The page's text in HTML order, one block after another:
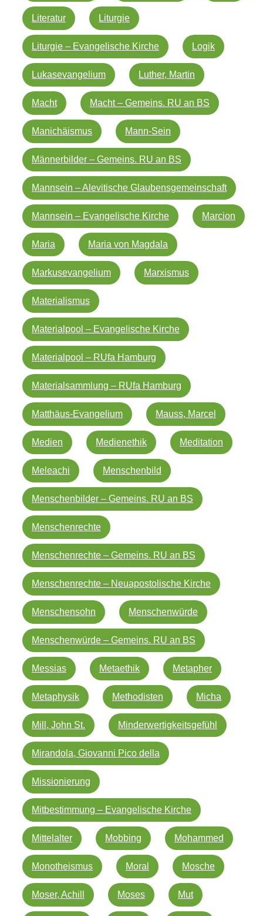
Literatur Liturgie
Liturgie – Evangelische Kirche Logik
Lukasevangelium Luther, Martin
Macht Macht – Gemeins. RU an BS
Manichäismus Mann-Sein
Männerbilder – Gemeins. RU an BS
Mannsein – Alevitische Glaubensgemeinschaft
Mannsein – Evangelische Kirche Marcion
Maria Maria von Magdala
Markusevangelium Marxismus
Materialismus
Materialpool – Evangelische Kirche
Materialpool – RUfa Hamburg
Materialsammlung – RUfa Hamburg
Matthäus-Evangelium Mauss, Marcel
Medien Medienethik Meditation
Meleachi Menschenbild
Menschenbilder – Gemeins. RU an BS
Menschenrechte
Menschenrechte – Gemeins. RU an BS
Menschenrechte – Neuapostolische Kirche
Menschensohn Menschenwürde
Menschenwürde – Gemeins. RU an BS
Messias Metaethik Metapher
Metaphysik Methodisten Micha
Mill, John St. Minderwertigkeitsgefühl
Mirandola, Giovanni Pico della
Missionierung
Mitbestimmung – Evangelische Kirche
Mittelalter Mobbing Mohammed
Monotheismus Moral Mosche
Moser, Achill Moses Mut